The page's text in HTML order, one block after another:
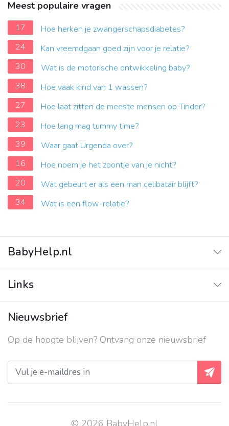
Meest populaire vragen
17
Hoe herken je zwangerschapsdiabetes?
24
Kan vreemdgaan goed zijn voor je relatie?
30
Wat is de motorische ontwikkeling baby?
38
Hoe vaak kind van 1 wassen?
27
Hoe laat zitten de meeste mensen op Tinder?
23
Hoe lang mag tummy time?
39
Waar gaat Urgenda over?
16
Hoe noem je het zoontje van je nicht?
20
Wat gebeurt er als een man celibatair blijft?
34
Wat is een flow-relatie?
BabyHelp.nl
Vraag & Antwoord
Links
Contact
Over ons
Privacy beleid
Nieuwsbrief
Op de hoogte blijven? Ontvang onze nieuwsbrief
© 2026 BabyHelp.nl